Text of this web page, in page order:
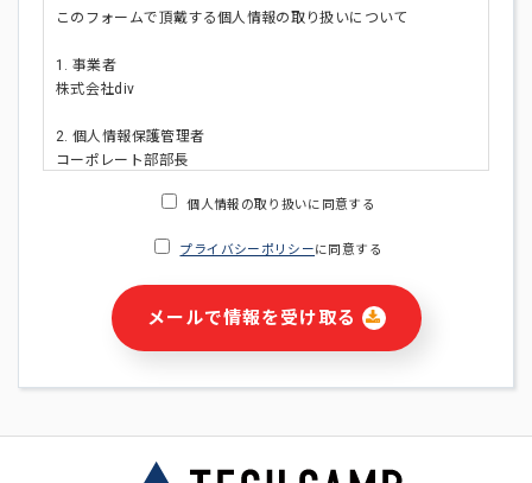
このフォームで頂戴する個人情報の取り扱いについて
1. 事業者
株式会社div
2. 個人情報保護管理者
コーポレート部部長
・ご請求された資料の送付のため
・本サービス及び本サービスに関連する情報(当社及び第三者の
サービス又は商品等の広告配信・宣伝を含みますが、それらに
・個人(法人の場合は担当者)を識別できない形式に加工した統
個人情報の取り扱いに同意する
プライバシーポリシーに同意する
メールで情報を受け取る